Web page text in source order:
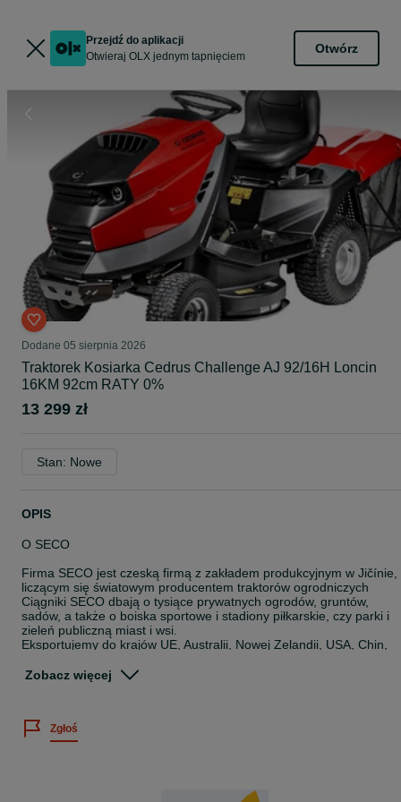
Przejdź do aplikacji
Otwieraj OLX jednym tapnięciem
Otwórz
Dodane 05 sierpnia 2026
Traktorek Kosiarka Cedrus Challenge AJ 92/16H Loncin
16KM 92cm RATY 0%
13 299 zł
Stan: Nowe
OPIS
O SECO
Firma SECO jest czeską firmą z zakładem produkcyjnym w Jičínie,
liczącym się światowym producentem traktorów ogrodniczych
Ciągniki SECO dbają o tysiące prywatnych ogrodów, gruntów,
sadów, a także o boiska sportowe i stadiony piłkarskie, czy parki i
zieleń publiczną miast i wsi.
Eksportujemy do krajów UE, Australii, Nowej Zelandii, USA, Chin,
wszystkich kontynentach z wyjątkiem Antarktydy.
wysokowydajnymi technologiami obróbki materiałów metalowych.
Dostarczamy ciągniki ogrodowe i profesjonalne pod własną marką
STAUB, HERKULES, MASTER YARD, CAIMAN, OLEO-MAC,
Zobacz więcej
Zgłoś